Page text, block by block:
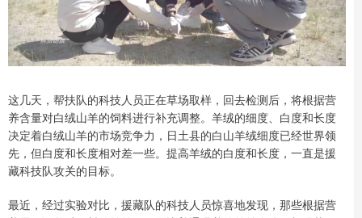
这几天，帮扶队的科技人员正在草场取样，回去检测后，将根据营
养含量对白绒山羊的饲料进行补充调整。羊绒的细度、白度和长度
决定着白绒山羊的市场竞争力，日土县的白山羊绒细度已经世界领
先，但白度和长度相对差一些。提高羊绒的白度和长度，一直是援
藏科技队攻关的目标。
最近，经过实验对比，援藏队的科技人员惊喜地发现，那些根据营